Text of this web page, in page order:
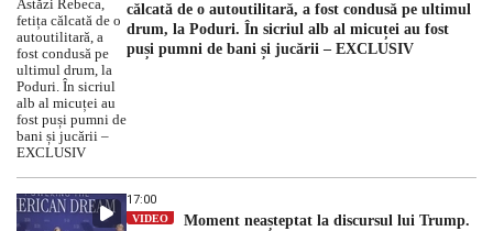
călcată de o autoutilitară, a fost condusă pe ultimul
drum, la Poduri. În sicriul alb al micuței au fost
puși pumni de bani și jucării – EXCLUSIV
17:00
VIDEO
Moment neașteptat la discursul lui Trump.